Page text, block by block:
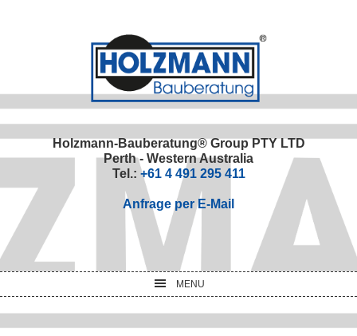
Holzmann-Bauberatung® Group PTY LTD
Perth - Western Australia
Tel.: +61 4 491 295 411
Anfrage per E-Mail
MENU